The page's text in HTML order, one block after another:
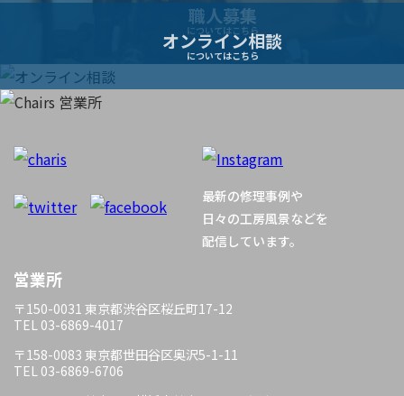
職人募集
についてはこちら
オンライン相談
についてはこちら
最新の修理事例や
日々の工房風景などを
配信しています。
営業所
〒150-0031 東京都渋谷区桜丘町17-12
TEL 03-6869-4017
〒158-0083 東京都世田谷区奥沢5-1-11
TEL 03-6869-6706